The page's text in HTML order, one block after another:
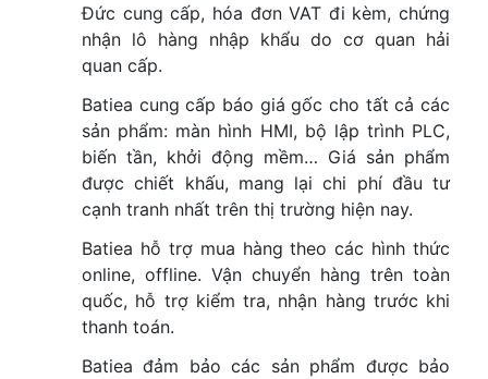
Đức cung cấp, hóa đơn VAT đi kèm, chứng
nhận lô hàng nhập khẩu do cơ quan hải
quan cấp.
Batiea cung cấp báo giá gốc cho tất cả các
sản phẩm: màn hình HMI, bộ lập trình PLC,
biến tần, khởi động mềm… Giá sản phẩm
được chiết khấu, mang lại chi phí đầu tư
cạnh tranh nhất trên thị trường hiện nay.
Batiea hỗ trợ mua hàng theo các hình thức
online, offline. Vận chuyển hàng trên toàn
quốc, hỗ trợ kiểm tra, nhận hàng trước khi
thanh toán.
Batiea đảm bảo các sản phẩm được bảo